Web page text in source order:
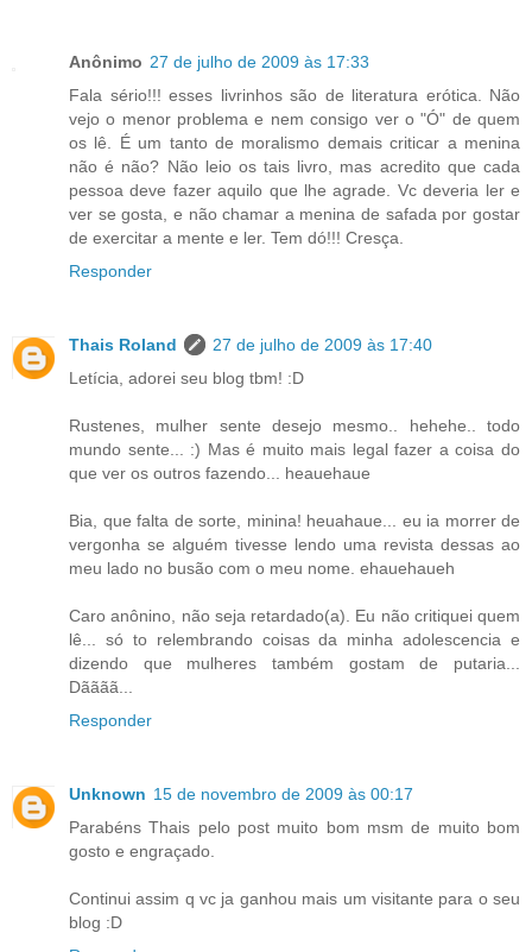
Anônimo 27 de julho de 2009 às 17:33
Fala sério!!! esses livrinhos são de literatura erótica. Não
vejo o menor problema e nem consigo ver o "Ó" de quem
os lê. É um tanto de moralismo demais criticar a menina
não é não? Não leio os tais livro, mas acredito que cada
pessoa deve fazer aquilo que lhe agrade. Vc deveria ler e
ver se gosta, e não chamar a menina de safada por gostar
de exercitar a mente e ler. Tem dó!!! Cresça.
Responder
Thais Roland
27 de julho de 2009 às 17:40
Letícia, adorei seu blog tbm! :D
Rustenes, mulher sente desejo mesmo.. hehehe.. todo
mundo sente... :) Mas é muito mais legal fazer a coisa do
que ver os outros fazendo... heauehaue
Bia, que falta de sorte, minina! heuahaue... eu ia morrer de
vergonha se alguém tivesse lendo uma revista dessas ao
meu lado no busão com o meu nome. ehauehaueh
Caro anônino, não seja retardado(a). Eu não critiquei quem
lê... só to relembrando coisas da minha adolescencia e
dizendo que mulheres também gostam de putaria...
Dãããã...
Responder
Unknown 15 de novembro de 2009 às 00:17
Parabéns Thais pelo post muito bom msm de muito bom
gosto e engraçado.
Continui assim q vc ja ganhou mais um visitante para o seu
blog :D